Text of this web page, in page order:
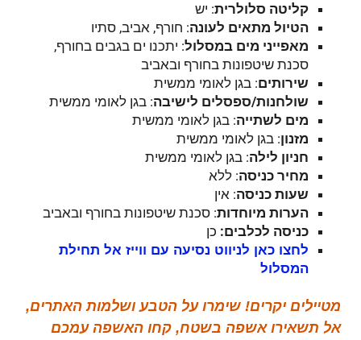
קליטה סלולרית: יש
הטיול מתאים לעונה: חורף, אביב, סתיו
מאפייני מים במסלול: יתכנו ים בגבים בחורף,
סכנת שיטפונות בחורף ובאביב
שירותים: בגן לאומי ממשית
שולחנות/ספסלים לישיבה: בגן לאומי ממשית
מים לשתייה: בגן לאומי ממשית
מזנון: בגן לאומי ממשית
חניון לילה: בגן לאומי ממשית
מחיר כניסה: ללא
שעות כניסה: אין
הערות מיוחדות: סכנת שיטפונות בחורף ובאביב
כניסה לכלבים: כן
לחצו כאן לניווט נסיעה עם ווייז אל תחילת
המסלול
מטיילים יקרים! שימרו על הטבע ושלמות האתרים,
אל תשאירו אשפה בשטח, קחו האשפה עמכם